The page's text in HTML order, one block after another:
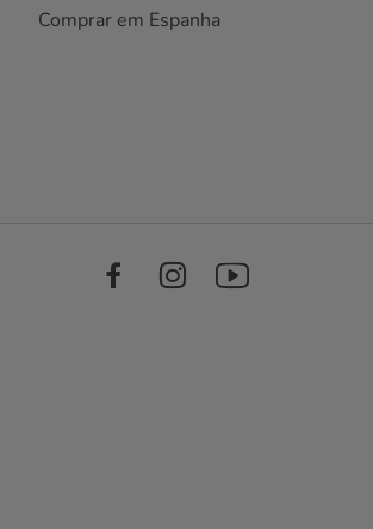
Comprar em Espanha